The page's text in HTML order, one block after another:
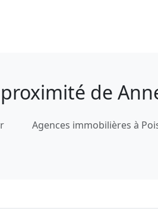
de
Agences immobilières à